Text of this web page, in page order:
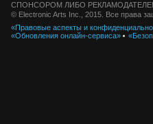
СПОНСОРОМ ЛИБО
© Electronic Arts Inc., 2015. Все права
«Правовые аспекты и
«Обновления онлайн-сервиса»